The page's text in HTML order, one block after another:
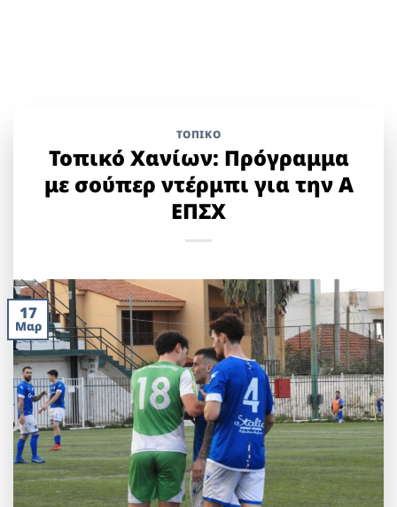
ΤΟΠΙΚΌ
Τοπικό Χανίων: Πρόγραμμα
με σούπερ ντέρμπι για την Α
ΕΠΣΧ
17
Μαρ